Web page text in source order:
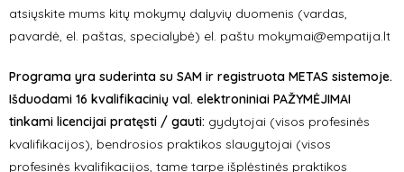
atsiųskite mums kitų mokymų dalyvių duomenis (vardas,
pavardė, el. paštas, specialybė) el. paštu mokymai@empatija.lt
Programa yra suderinta su SAM ir registruota METAS sistemoje.
Išduodami 16 kvalifikacinių val. elektroniniai PAŽYMĖJIMAI
tinkami licencijai pratęsti / gauti: gydytojai (visos profesinės
kvalifikacijos), bendrosios praktikos slaugytojai (visos
profesinės kvalifikacijos, tame tarpe išplėstinės praktikos